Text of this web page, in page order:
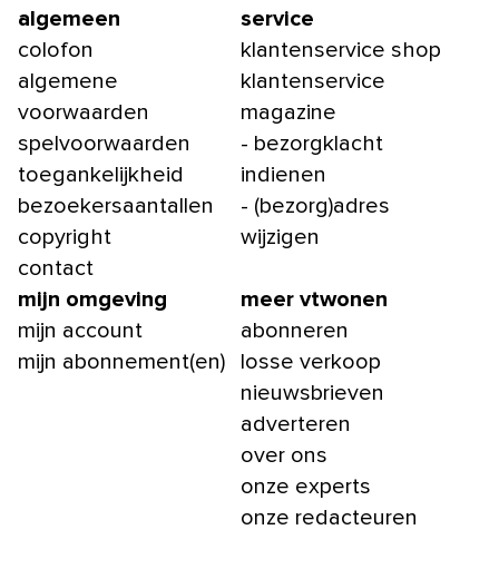
algemeen
colofon
algemene
voorwaarden
spelvoorwaarden
toegankelijkheid
bezoekersaantallen
copyright
contact
service
klantenservice shop
klantenservice
magazine
- bezorgklacht
indienen
- (bezorg)adres
wijzigen
mijn omgeving
mijn account
mijn abonnement(en)
meer vtwonen
abonneren
losse verkoop
nieuwsbrieven
adverteren
over ons
onze experts
onze redacteuren